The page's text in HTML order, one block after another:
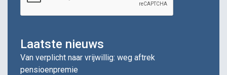
Laatste nieuws
Van verplicht naar vrijwillig: weg aftrek
pensioenpremie